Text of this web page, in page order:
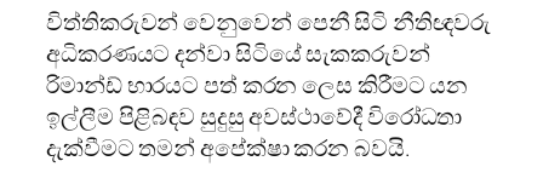
විත්තිකරුවන් වෙනුවෙන් පෙනී සිටි නීතිඥවරු
අධිකරණයට දන්වා සිටියේ සැකකරුවන්
රිමාන්ඩ් භාරයට පත් කරන ලෙස කිරීමට යන
ඉල්ලීම පිළිබඳව සුදුසු අවස්ථාවේදී විරෝධතා
දැක්වීමට තමන් අපේක්ෂා කරන බවයි.